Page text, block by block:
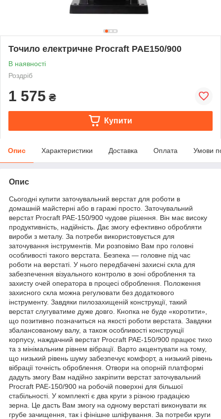
Точило електричне Procraft PAE150/900
В наявності
Роздріб
1 575 ₴
Купити
Опис Характеристики Доставка Оплата Умови
Опис
Сьогодні купити заточувальний верстат для роботи в
домашній майстерні або в гаражі просто. Заточувальний
верстат Procraft PAE-150/900 чудове рішення. Він має високу
продуктивність, надійність. Дає змогу ефективно обробляти
вироби з металу. За потреби використовується для
заточування інструментів. Ми розповімо Вам про головні
особливості такого верстата. Безпека — головне під час
роботи на верстаті. У нього передбачені захисні скла для
забезпечення візуального контролю в зоні оброблення та
захисту очей оператора в процесі оброблення. Положення
захисного скла можна регулювати без додаткового
інструменту. Завдяки пилозахищеній конструкції, такий
верстат слугуватиме дуже довго. Кнопка не буде «коротити»,
що позитивно позначиться на якості роботи верстата. Завдяки
збалансованому валу, а також особливості конструкції
корпусу, наждачний верстат Procraft PAE-150/900 працює тихо
та з мінімальним рівнем вібрації. Варто акцентувати на тому,
що низький рівень шуму забезпечує комфорт, а низький рівень
вібрації точність оброблення. Отвори на опорній платформі
дадуть змогу Вам надійно закріпити верстат заточувальний
Procraft PAE-150/900 на робочій поверхні для більшої
стабільності. У комплекті є два круги з різною градацією
зерна. Це дасть Вам змогу на одному верстаті виконувати як
грубе зачищення, так і фінішне шліфування. За потреби круги